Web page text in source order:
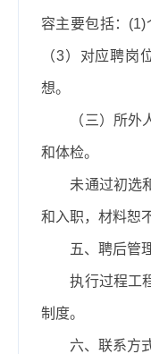
容主要包括： (1)
（3）对应聘岗
想。
（三）所
和体检。
未通过初选
和入职，材料恕
五、聘后管
执行过程工
制度。
六、联系方